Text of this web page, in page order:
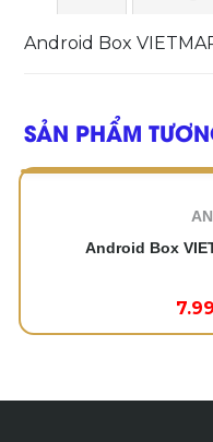
Android Box
SẢN PHẨM
Android Box